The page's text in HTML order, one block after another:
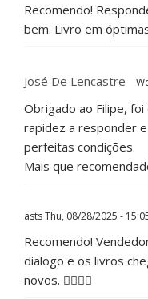
Recomendo!
bem. Livro em
José De Lencastre
Obrigado ao Filipe,
rapidez a responder
perfeitas condições.
Mais que
astsThu, 08/28/2025 -
Recomendo!
dialogo e os livros
novos. 👌🏻👌🏻